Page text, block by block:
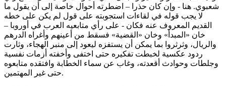
شعبوي. هنا - وإن كان حذرا – اضطرته أحوال خاصة إلى أن يقول ما
لا يجب قوله في لقاءات استجوبته على قول لم يكن على خطه
القديم المعروف عنه فكان - على رأي متابعيه العرب في أوروبا –
خان «المبدأ» وخان «القضية» فسقط من أعينهم وأغراه الدرهم
والريال، وثرثروا بما يمكن أن يستفزه ليعود إلى منبر الهجاء، وثارت
ردود عكسية لخبطت تفكيره حتى اختفى وأخفته أزمات نفسية
وجلطات وحوادث أقعدته، وغاب عن سماء الخطابة وافتقده متابعوه
حتى غير المهتمين.